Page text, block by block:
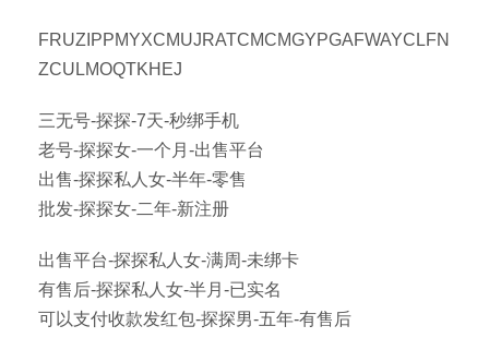
FRUZIPPMYXCMUJRATCMCMGYPGAFWAYCLFN
ZCULMOQTKHEJ
三无号-探探-7天-秒绑手机
老号-探探女-一个月-出售平台
出售-探探私人女-半年-零售
批发-探探女-二年-新注册
出售平台-探探私人女-满周-未绑卡
有售后-探探私人女-半月-已实名
可以支付收款发红包-探探男-五年-有售后